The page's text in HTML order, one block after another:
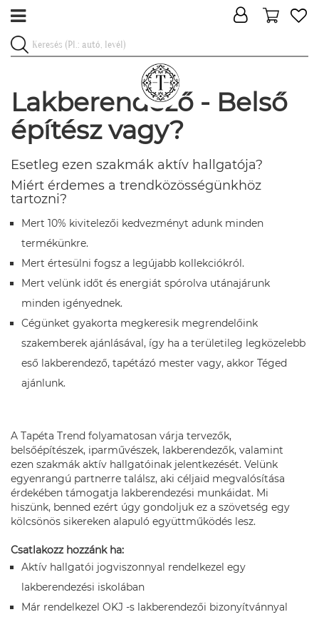
Lakberendező - Belső
építész vagy?
Esetleg ezen szakmák aktív hallgatója?
Miért érdemes a trendközösségünkhöz
tartozni?
Mert 10% kivitelezői kedvezményt adunk minden
termékünkre.
Mert értesülni fogsz a legújabb kollekciókról.
Mert velünk időt és energiát spórolva utánajárunk
minden igényednek.
Cégünket gyakorta megkeresik megrendelőink
szakemberek ajánlásával, így ha a területileg legközelebb
eső lakberendező, tapétázó mester vagy, akkor Téged
ajánlunk.
A Tapéta Trend folyamatosan várja tervezők,
belsőépítészek, iparművészek, lakberendezők, valamint
ezen szakmák aktív hallgatóinak jelentkezését. Velünk
egyenrangú partnerre találsz, aki céljaid megvalósítása
érdekében támogatja lakberendezési munkáidat. Mi
hiszünk, benned ezért úgy gondoljuk ez a szövetség egy
kölcsönös sikereken alapuló együttműködés lesz.
Csatlakozz hozzánk ha:
Aktív hallgatói jogviszonnyal rendelkezel egy
lakberendezési iskolában
Már rendelkezel OKJ -s lakberendezői bizonyítvánnyal